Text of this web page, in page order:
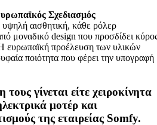
Σχεδιασμός
αισθητική, κάθε ρόλερ
μοναδικό design που προσδίδει
ευρωπαϊκή προέλευση των υλικών
ποιότητα που φέρει την υπογραφή
τους γίνεται είτε χειροκίνητα
μοτέρ και
της εταιρείας Somfy.